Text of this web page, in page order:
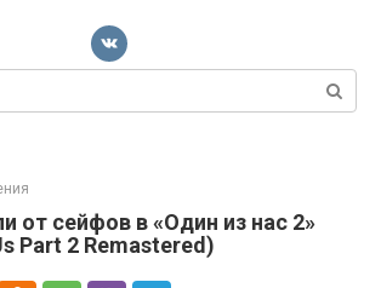
от сейфов в «Один из нас 2»
Part 2 Remastered)